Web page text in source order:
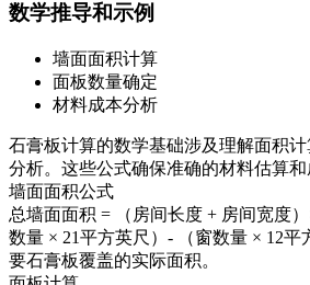
数学推导和示例
墙面面积计算
面板数量确定
材料成本分析
石膏板计算的数学基础涉及理解面积
分析。这些公式确保准确的材料估算和
墙面面积公式
总墙面面积 = （房间长度 + 房间宽度
数量 × 21平方英尺）- （窗数量 × 12
要石膏板覆盖的实际面积。